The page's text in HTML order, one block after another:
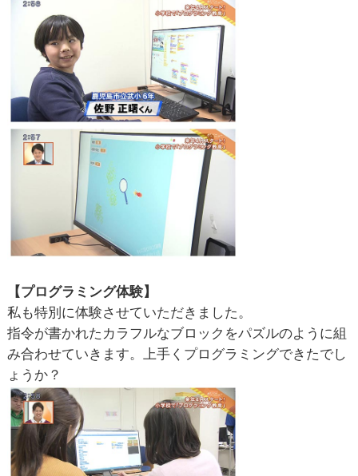
【プログラミング体験】
私も特別に体験させていただきました。
指令が書かれたカラフルなブロックをパズルのように組
み合わせていきます。上手くプログラミングできたでし
ょうか？